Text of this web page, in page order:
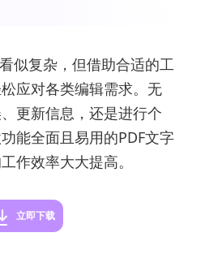
似复杂，但借助合适的工
应对各类编辑需求。无
更新信息，还是进行个
能全面且易用的PDF文字
作效率大大提高。
立即下载